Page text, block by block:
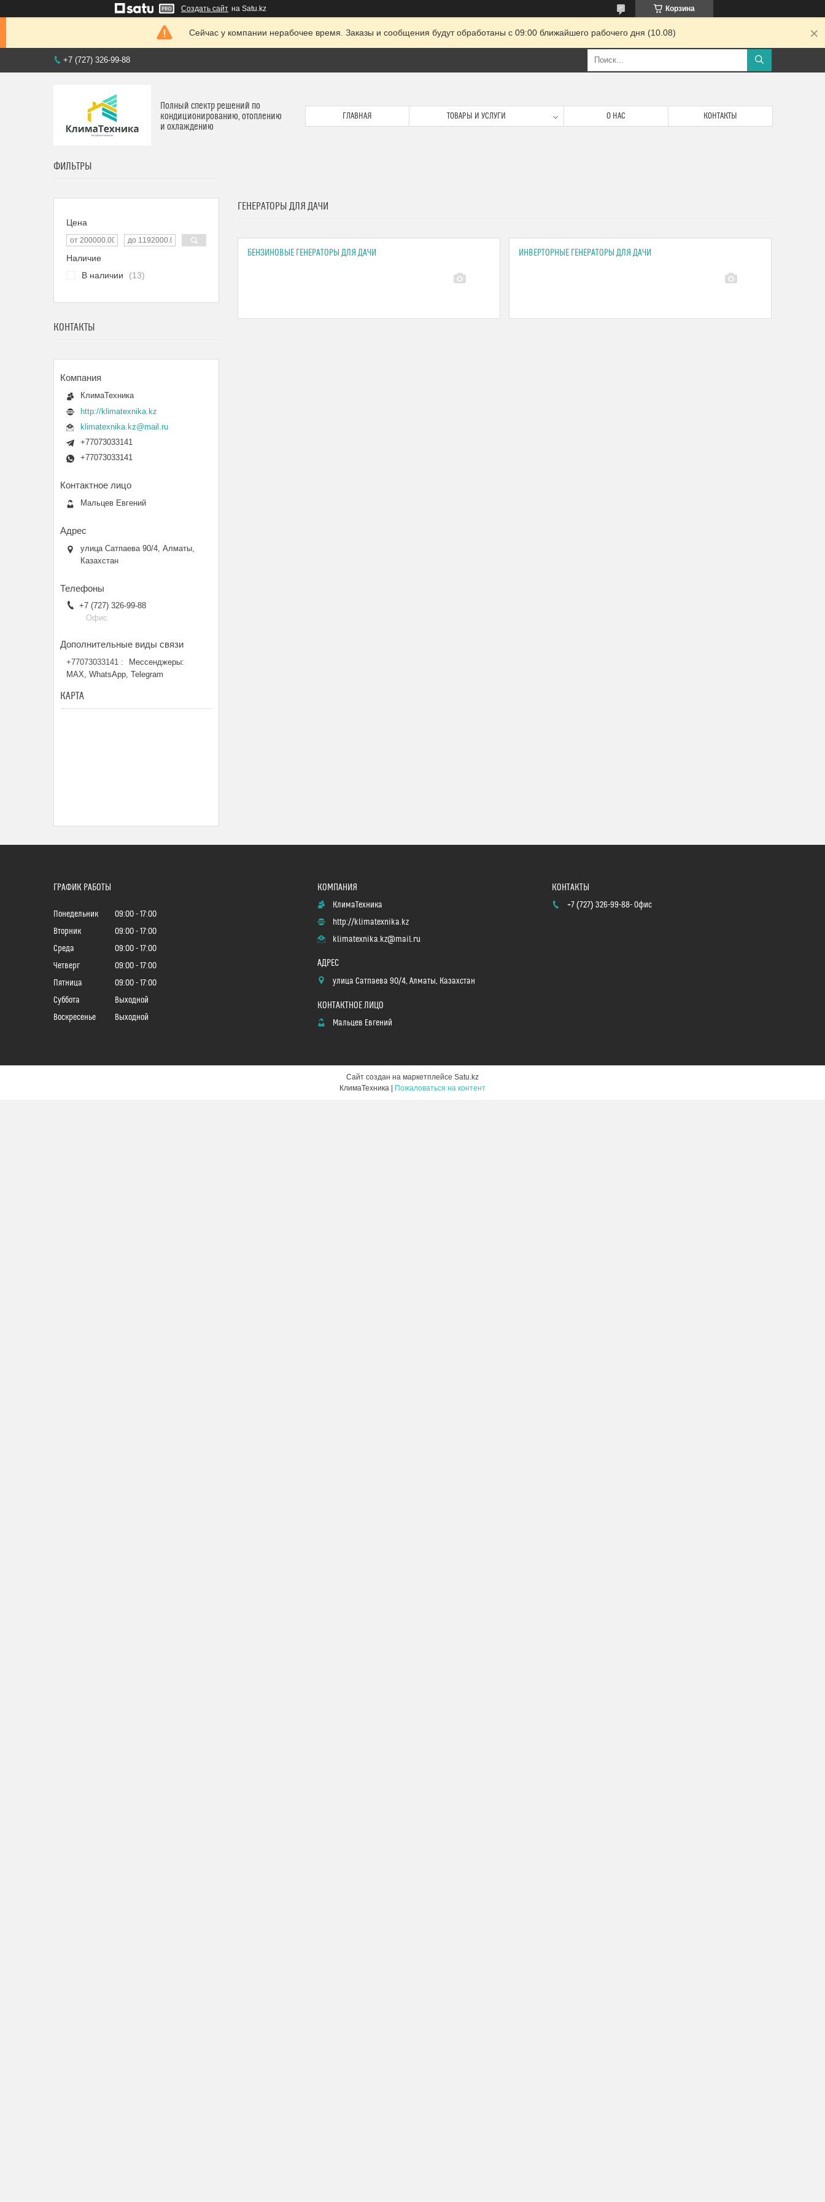
Создать сайт на Satu.kz Корзина
Сейчас у компании нерабочее время. Заказы и сообщения будут обработаны с 09:00 ближайшего рабочего дня (10.08)
+7 (727) 326-99-88
Полный спектр решений по
кондиционированию, отоплению
и охлаждению
ГЛАВНАЯ ТОВАРЫ И УСЛУГИ О НАС КОНТАКТЫ
ГЕНЕРАТОРЫ ДЛЯ ДАЧИ
БЕНЗИНОВЫЕ ГЕНЕРАТОРЫ ДЛЯ ДАЧИ ИНВЕРТОРНЫЕ ГЕНЕРАТОРЫ ДЛЯ ДАЧИ
ФИЛЬТРЫ
Цена
Наличие
В наличии
13
КОНТАКТЫ
КлимаТехника
http://klimatexnika.kz
klimatexnika.kz@mail.ru
+77073033141
+77073033141
Мальцев Евгений
улица Сатпаева 90/4, Алматы,
Казахстан
+7 (727) 326-99-88
Офис
+77073033141
Мессенджеры:
MAX, WhatsApp, Telegram
КАРТА
ГРАФИК РАБОТЫ
Понедельник 09:00
17:00
Вторник
09:00
17:00
Среда
09:00
17:00
Четверг
09:00
17:00
Пятница
09:00
17:00
Суббота
Выходной
Воскресенье
Выходной
КлимаТехника
http://klimatexnika.kz
klimatexnika.kz@mail.ru
улица Сатпаева 90/4, Алматы, Казахстан
Мальцев Евгений
+7 (727) 326-99-88 Офис
Сайт создан на маркетплейсе Satu.kz
Пожаловаться на контент